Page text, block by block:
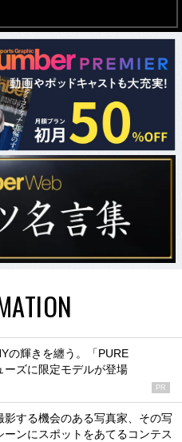
の輝きを纏う。「PURE
ーズに限定モデルが登場
PR
影する機会のある写真家、その写
ーンにスポットをあてるコンテス